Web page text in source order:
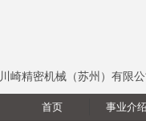
首页 事业介
川崎精密机械（苏州）有限